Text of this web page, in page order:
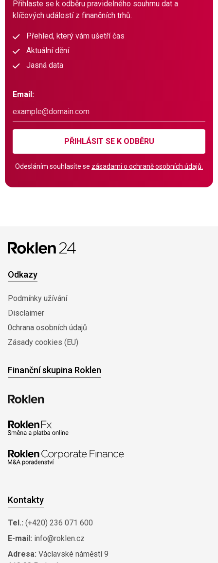
Přihlaste se k odběru pravidelného souhrnu dat a
klíčových událostí z finančních trhů.
Přehled, který vám ušetří čas
Aktuální dění
Jasná data
Email:
PŘIHLÁSIT SE K ODBĚRU
Odesláním souhlasíte se zásadami o ochraně osobních údajů.
Odkazy
Podmínky užívání
Disclaimer
0chrana osobních údajů
Zásady cookies (EU)
Finanční skupina Roklen
Kontakty
Tel.: (+420) 236 071 600
E-mail: info@roklen.cz
Adresa: Václavské náměstí 9